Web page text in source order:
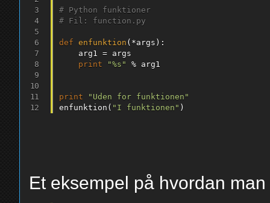
# Python funktioner
# Fil: function.py
def enfunktion ( *args ) :
	arg1
= args
print
"%s" % arg1
print
"Uden for funktionen"
enfunktion ( "I funktionen" )
Et eksempel på hvordan